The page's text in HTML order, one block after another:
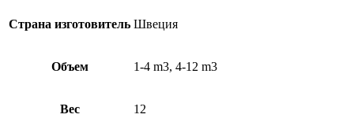
Страна изготовитель Швеция
Объем 1-4 m3, 4-12 m3
Вес 12